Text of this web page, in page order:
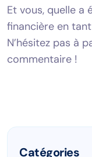
Et vous, quelle a
financière en
N’hésitez pas à
commentaire !
Catégories